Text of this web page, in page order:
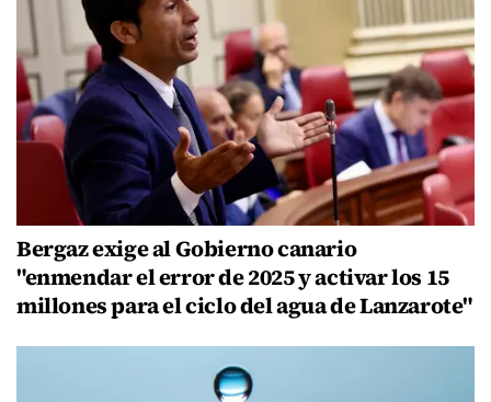
Bergaz exige al Gobierno canario
"enmendar el error de 2025 y activar los 15
millones para el ciclo del agua de Lanzarote"